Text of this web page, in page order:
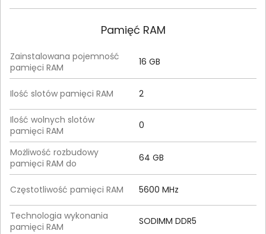
Pamięć RAM
Zainstalowana pojemność
pamięci RAM
16 GB
Ilość slotów pamięci RAM 2
Ilość wolnych slotów
pamięci RAM
0
Możliwość rozbudowy
pamięci RAM do
64 GB
Częstotliwość pamięci RAM 5600 MHz
Technologia wykonania
pamięci RAM
SODIMM DDR5